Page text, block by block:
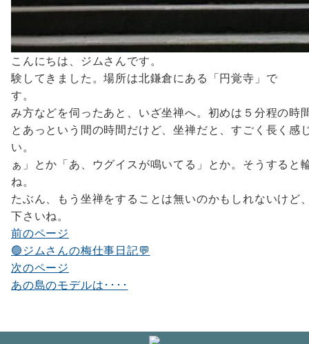
こんにちは、ジムさん
験してきました。場所は北鎌倉にある「円覚寺」で
す。 始める前に坐禅
み方などを伺ったあと、いざ坐禅へ。初めは５分程の
とあっという間の時間だけど、坐禅だと、すごく長く
い。 だって、いろいろ考えち
ぁ」とか「あ、ウグイスが鳴いてる」とか。そうする
たぶん、もう坐禅をすることは無いのかもしれないけ
下さいね。
投
稿
ナ
ゲ
前のページ
🟢ジムさんの梅仕事日記💬
次のページ
あの島のモデルは････